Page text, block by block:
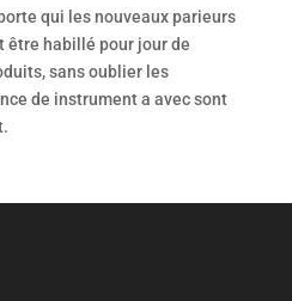
qui les nouveaux parieurs
habillé pour jour de
sans oublier les
de instrument a avec sont